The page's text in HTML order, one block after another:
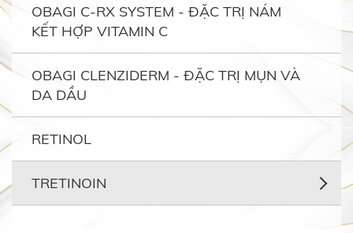
OBAGI C-RX SYSTEM - ĐẶC TRỊ NÁM
KẾT HỢP VITAMIN C
OBAGI CLENZIDERM - ĐẶC TRỊ MỤN VÀ
DA DẦU
RETINOL
TRETINOIN